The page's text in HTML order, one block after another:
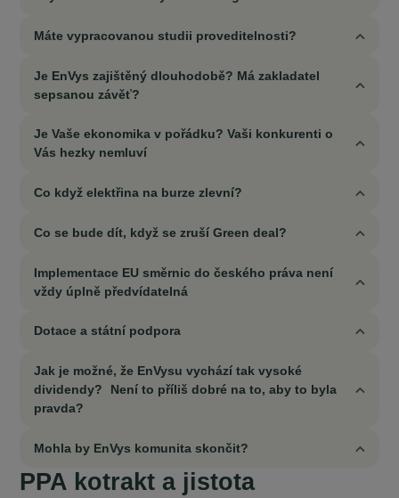
Máte vypracovanou studii proveditelnosti?
Je EnVys zajištěný dlouhodobě? Má zakladatel
sepsanou závěť?
Je Vaše ekonomika v pořádku? Vaši konkurenti o
Vás hezky nemluví
Co když elektřina na burze zlevní?
Co se bude dít, když se zruší Green deal?
Implementace EU směrnic do českého práva není
vždy úplně předvídatelná
Dotace a státní podpora
Jak je možné, že EnVysu vychází tak vysoké
dividendy? Není to příliš dobré na to, aby to byla
pravda?
Mohla by EnVys komunita skončit?
PPA kotrakt a jistota